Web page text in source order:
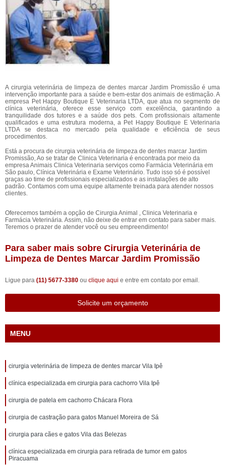
A cirurgia veterinária de limpeza de dentes marcar Jardim Promissão é uma
intervenção importante para a saúde e bem-estar dos animais de estimação. A
empresa Pet Happy Boutique E Veterinaria LTDA, que atua no segmento de
clínica veterinária, oferece esse serviço com excelência, garantindo a
tranquilidade dos tutores e a saúde dos pets. Com profissionais altamente
qualificados e uma estrutura moderna, a Pet Happy Boutique E Veterinaria
LTDA se destaca no mercado pela qualidade e eficiência de seus
procedimentos.
Está a procura de cirurgia veterinária de limpeza de dentes marcar Jardim
Promissão, Ao se tratar de Clinica Veterinaria é encontrada por meio da
empresa Animais Clinica Veterinaria serviços como Farmácia Veterinária em
São paulo, Clínica Veterinária e Exame Veterinário. Tudo isso só é possível
graças ao time de profissionais especializados e as instalações de alto
padrão. Contamos com uma equipe altamente treinada para atender nossos
clientes.
Oferecemos também a opção de Cirurgia Animal , Clinica Veterinaria e
Farmácia Veterinária. Assim, não deixe de entrar em contato para saber mais.
Teremos o prazer de atender você ou seu empreendimento!
Para saber mais sobre Cirurgia Veterinária de
Limpeza de Dentes Marcar Jardim Promissão
Ligue para (11) 5677-3380 ou clique aqui e entre em contato por email.
Solicite um orçamento
MENU
cirurgia veterinária de limpeza de dentes marcar Vila Ipê
clínica especializada em cirurgia para cachorro Vila Ipê
cirurgia de patela em cachorro Chácara Flora
cirurgia de castração para gatos Manuel Moreira de Sá
cirurgia para cães e gatos Vila das Belezas
clínica especializada em cirurgia para retirada de tumor em gatos
Piracuama